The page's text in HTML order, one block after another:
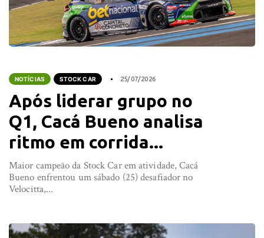
NOTÍCIAS STOCK CAR 25/07/2026
Após liderar grupo no
Q1, Cacá Bueno analisa
ritmo em corrida...
Maior campeão da Stock Car em atividade, Cacá
Bueno enfrentou um sábado (25) desafiador no
Velocitta,...